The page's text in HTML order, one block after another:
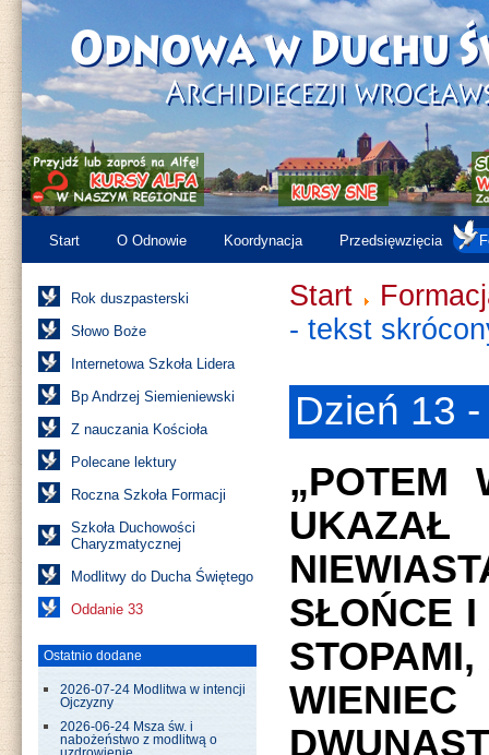
Start O Odnowie Koordynacja Przedsięwzięcia
Rok duszpasterski
Słowo Boże
Internetowa Szkoła Lidera
Bp Andrzej Siemieniewski
Z nauczania Kościoła
Polecane lektury
Roczna Szkoła Formacji
Szkoła Duchowości
Charyzmatycznej
Modlitwy do Ducha Świętego
Oddanie 33
Ostatnio dodane
2026-07-24 Modlitwa w intencji
Ojczyzny
2026-06-24 Msza św. i
nabożeństwo z modlitwą o
Start
- tekst
Dzień 13
„POTEM
SŁOŃCE